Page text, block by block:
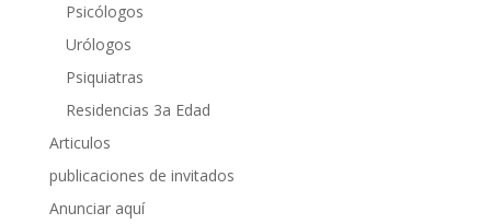
Psicólogos
Urólogos
Psiquiatras
Residencias 3a Edad
Articulos
publicaciones de invitados
Anunciar aquí